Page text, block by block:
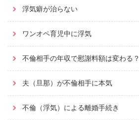
浮気癖が治らない
ワンオペ育児中に浮気
不倫相手の年収で慰謝料額は変わる？
夫（旦那）が不倫相手に本気
不倫（浮気）による離婚手続き